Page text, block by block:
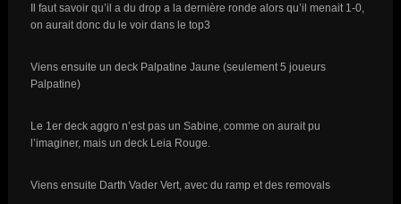
Il faut savoir qu’il a du drop a la dernière ronde alors qu’il menait 1-0,
on aurait donc du le voir dans le top3
Viens ensuite un deck Palpatine Jaune (seulement 5 joueurs
Palpatine)
Le 1er deck aggro n’est pas un Sabine, comme on aurait pu
l’imaginer, mais un deck Leia Rouge.
Viens ensuite Darth Vader Vert, avec du ramp et des removals